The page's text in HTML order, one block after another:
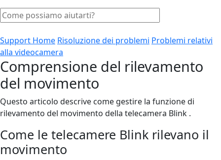
Support Home Risoluzione dei problemi Problemi relativi
alla videocamera
Comprensione del rilevamento
del movimento
Questo articolo descrive come gestire la funzione di
rilevamento del movimento della telecamera Blink .
Come le telecamere Blink rilevano il
movimento